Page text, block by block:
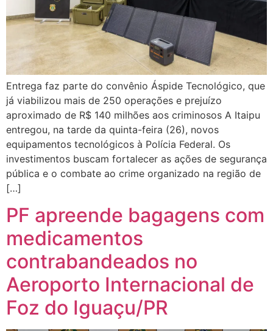
Entrega faz parte do convênio Áspide Tecnológico, que
já viabilizou mais de 250 operações e prejuízo
aproximado de R$ 140 milhões aos criminosos A Itaipu
entregou, na tarde da quinta-feira (26), novos
equipamentos tecnológicos à Polícia Federal. Os
investimentos buscam fortalecer as ações de segurança
pública e o combate ao crime organizado na região de
[…]
PF apreende bagagens com
medicamentos
contrabandeados no
Aeroporto Internacional de
Foz do Iguaçu/PR